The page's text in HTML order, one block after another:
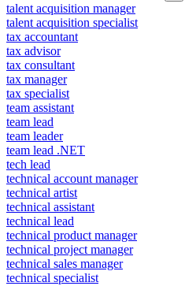
talent acquisition manager
talent acquisition specialist
tax accountant
tax advisor
tax consultant
tax manager
tax specialist
team assistant
team lead
team leader
team lead .NET
tech lead
technical account manager
technical artist
technical assistant
technical lead
technical product manager
technical project manager
technical sales manager
technical specialist